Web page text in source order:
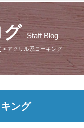
グStaff Blog
>アクリル系コーキング
ング